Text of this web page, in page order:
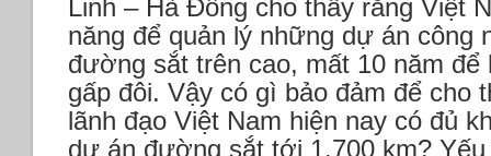
Linh – Hà Đông cho thấy rằng Việt
năng để quản lý những dự án công
đường sắt trên cao, mất 10 năm để
gấp đôi. Vậy có gì bảo đảm để cho
lãnh đạo Việt Nam hiện nay có đủ
dự án đường sắt tới 1.700 km?